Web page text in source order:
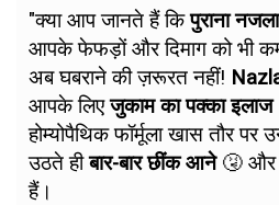
"क्या आप जानते हैं किपुराना
आपके फेफड़ों और दिमाग को भी
अब घबराने की ज़रूरत नहीं!
आपके लिएजुकाम का पक्का इलाज
होम्योपैथिक फॉर्मूला खास तौर पर
उठते हीबार-बार छींक आने🤧 और
हैं।